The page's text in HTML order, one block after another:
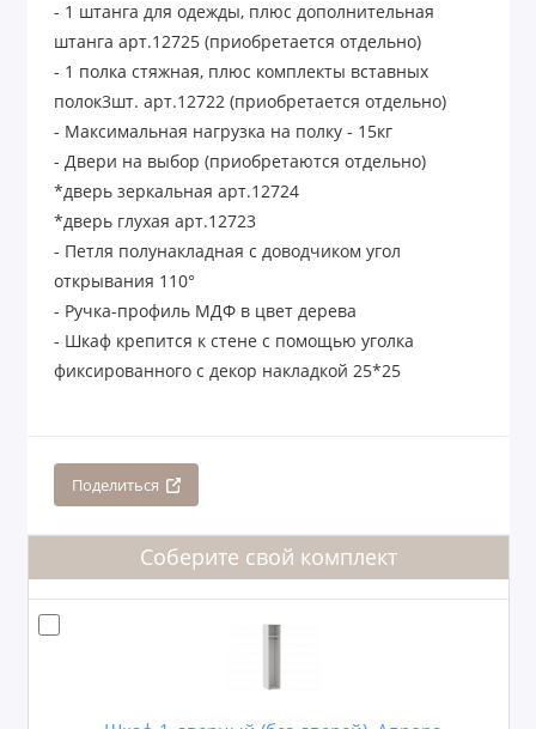
- 1 штанга для одежды, плюс дополнительная
штанга арт.12725 (приобретается отдельно)
- 1 полка стяжная, плюс комплекты вставных
полок3шт. арт.12722 (приобретается отдельно)
- Максимальная нагрузка на полку - 15кг
- Двери на выбор (приобретаются отдельно)
*дверь зеркальная арт.12724
*дверь глухая арт.12723
- Петля полунакладная с доводчиком угол
открывания 110°
- Ручка-профиль МДФ в цвет дерева
- Шкаф крепится к стене с помощью уголка
фиксированного с декор накладкой 25*25
Поделиться
Соберите свой комплект